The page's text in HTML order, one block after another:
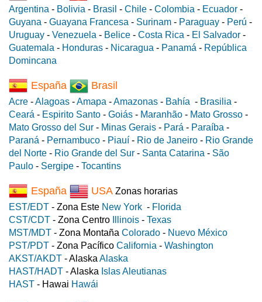
Argentina - Bolivia - Brasil - Chile - Colombia - Ecuador -
Guyana - Guayana Francesa - Surinam - Paraguay - Perú -
Uruguay - Venezuela - Belice - Costa Rica - El Salvador -
Guatemala - Honduras - Nicaragua - Panamá - República
Domincana
España Brasil
Acre -Alagoas -Amapa -Amazonas - Bahía - Brasilia -
Ceará - Espirito Santo - Goiás - Maranhão - Mato Grosso -
Mato Grosso del Sur - Minas Gerais - Pará - Paraíba -
Paraná - Pernambuco - Piauí - Rio de Janeiro - Rio Grande
del Norte - Rio Grande del Sur - Santa Catarina - São
Paulo - Sergipe - Tocantins
España USA Zonas horarias
EST/EDT - Zona Este New York - Florida
CST/CDT - Zona Centro Illinois - Texas
MST/MDT - Zona Montaña Colorado - Nuevo México
PST/PDT - Zona Pacífico California - Washington
AKST/AKDT - Alaska Alaska
HAST/HADT - Alaska Islas Aleutianas
HAST - Hawai Hawái